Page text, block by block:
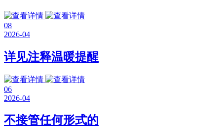
08
2026-04
详见注释温暖提醒
06
2026-04
不接管任何形式的